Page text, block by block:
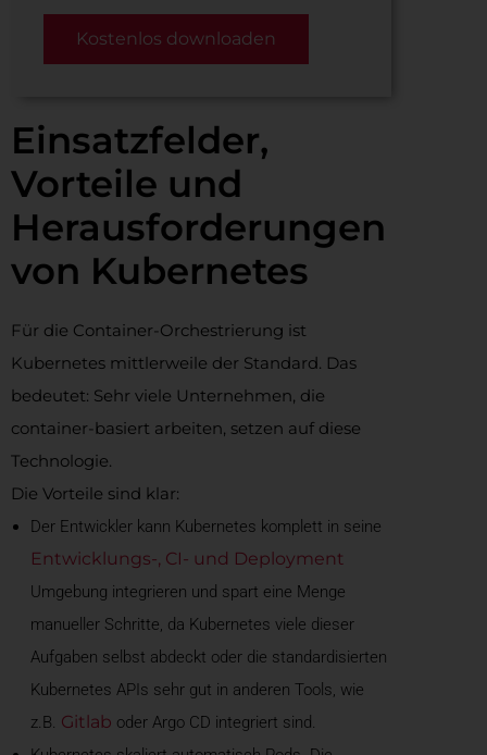
Kostenlos downloaden
Einsatzfelder,
Vorteile und
Herausforderungen
von Kubernetes
Für die Container-Orchestrierung ist
Kubernetes mittlerweile der Standard. Das
bedeutet: Sehr viele Unternehmen, die
container-basiert arbeiten, setzen auf diese
Technologie.
Die Vorteile sind klar:
Der Entwickler kann Kubernetes komplett in seine
Entwicklungs-, CI- und Deployment
Umgebung integrieren und spart eine Menge
manueller Schritte, da Kubernetes viele dieser
Aufgaben selbst abdeckt oder die standardisierten
Kubernetes APIs sehr gut in anderen Tools, wie
z.B. Gitlab oder Argo CD integriert sind.